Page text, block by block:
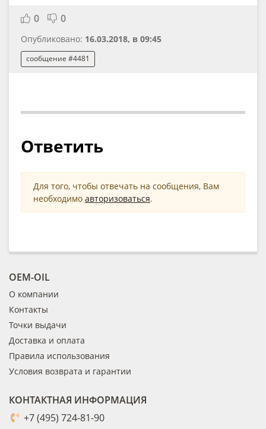
0 0
Опубликовано: 16.03.2018, в 09:45
сообщение #4481
Ответить
Для того, чтобы отвечать на сообщения, Вам
необходимо авторизоваться.
OEM-OIL
О компании
Контакты
Точки выдачи
Доставка и оплата
Правила использования
Условия возврата и гарантии
КОНТАКТНАЯ ИНФОРМАЦИЯ
+7 (495) 724-81-90